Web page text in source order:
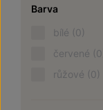
Barva
bílé (0)
červené
růžové (0)